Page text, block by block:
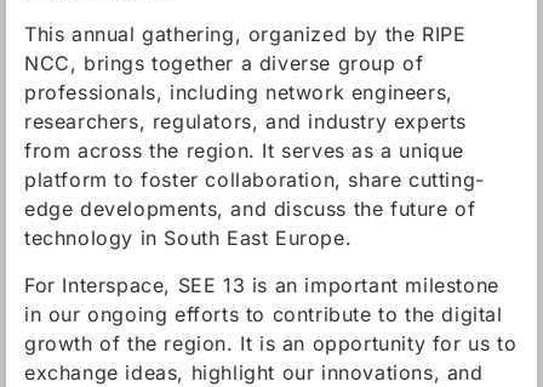
This annual gathering, organized by the RIPE
NCC, brings together a diverse group of
professionals, including network engineers,
researchers, regulators, and industry experts
from across the region. It serves as a unique
platform to foster collaboration, share cutting-
edge developments, and discuss the future of
technology in South East Europe.
For Interspace, SEE 13 is an important milestone
in our ongoing efforts to contribute to the digital
growth of the region. It is an opportunity for us to
exchange ideas, highlight our innovations, and